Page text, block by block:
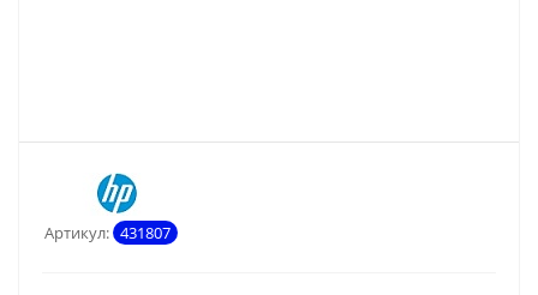
Артикул: 431807